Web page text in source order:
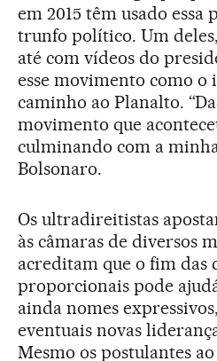
em 2015 têm usado essa
trunfo político. Um
até com vídeos do
esse movimento como o
caminho ao Planalto.
movimento que
culminando com a
Bolsonaro.
Os ultradireitistas
às câmaras de diversos
acreditam que o fim das
proporcionais pode
ainda nomes
eventuais novas
Mesmo os postulantes